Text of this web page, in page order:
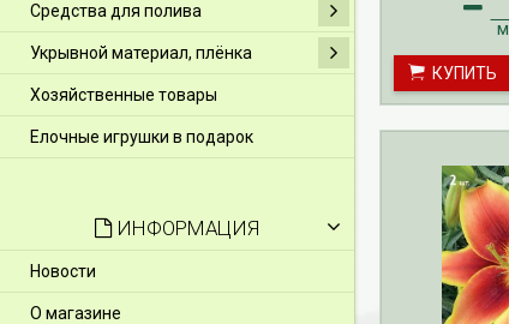
Средства для полива
Укрывной материал, плёнка
Хозяйственные товары
Елочные игрушки в подарок
ИНФОРМАЦИЯ
Новости
О магазине
производится
Прием
ноябрь.
производится
ноябрь.
КУПИТЬ